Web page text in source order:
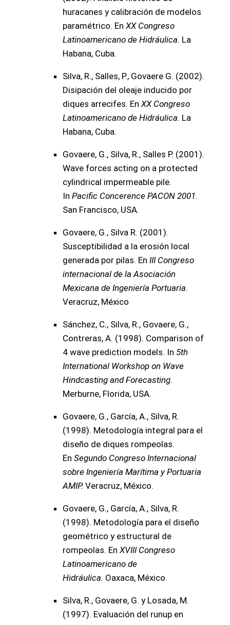
huracanes y calibración de modelos
paramétrico. En XX Congreso
Latinoamericano de Hidráulica. La
Habana, Cuba.
Silva, R., Salles, P., Govaere G. (2002).
Disipación del oleaje inducido por
diques arrecifes. En XX Congreso
Latinoamericano de Hidráulica. La
Habana, Cuba.
Govaere, G., Silva, R., Salles P. (2001).
Wave forces acting on a protected
cylindrical impermeable pile.
In Pacific Concerence PACON 2001.
San Francisco, USA.
Govaere, G., Silva R. (2001).
Susceptibilidad a la erosión local
generada por pilas. En III Congreso
internacional de la Asociación
Mexicana de Ingeniería Portuaria.
Veracruz, México
Sánchez, C., Silva, R., Govaere, G.,
Contreras, A. (1998). Comparison of
4 wave prediction models. In 5th
International Workshop on Wave
Hindcasting and Forecasting.
Merburne, Florida, USA.
Govaere, G., García, A., Silva, R.
(1998). Metodología integral para el
diseño de diques rompeolas.
En Segundo Congreso Internacional
sobre Ingeniería Marítima y Portuaria
AMIP.Veracruz, México.
Govaere, G., García, A., Silva, R.
(1998). Metodología para el diseño
geométrico y estructural de
rompeolas. En XVIII Congreso
Latinoamericano de
Hidráulica. Oaxaca, México.
Silva, R., Govaere, G. y Losada, M.
(1997). Evaluación del runup en